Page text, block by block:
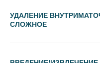
УДАЛЕНИЕ
СЛОЖНОЕ